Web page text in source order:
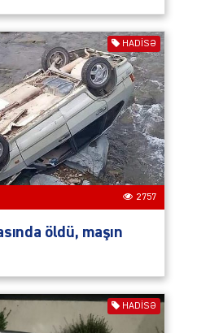
HADISƏ
2757
öldü, maşın
HADISƏ